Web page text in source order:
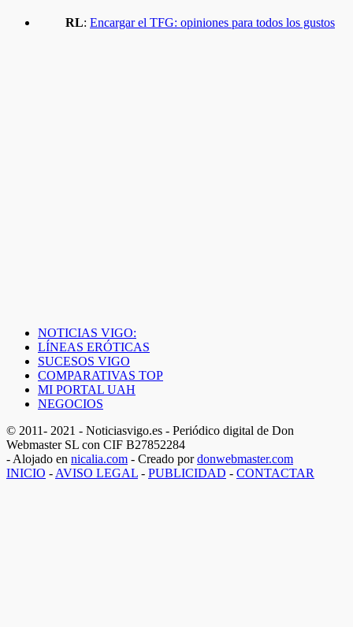
RL: Encargar el TFG: opiniones para todos los gustos
NOTICIAS VIGO:
LÍNEAS ERÓTICAS
SUCESOS VIGO
COMPARATIVAS TOP
MI PORTAL UAH
NEGOCIOS
© 2011- 2021 - Noticiasvigo.es - Periódico digital de Don
Webmaster SL con CIF B27852284
- Alojado en nicalia.com - Creado pordonwebmaster.com
INICIO - AVISO LEGAL - PUBLICIDAD - CONTACTAR